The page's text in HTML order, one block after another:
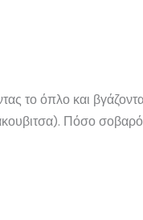
το όπλο και
Πόσο σοβαρό